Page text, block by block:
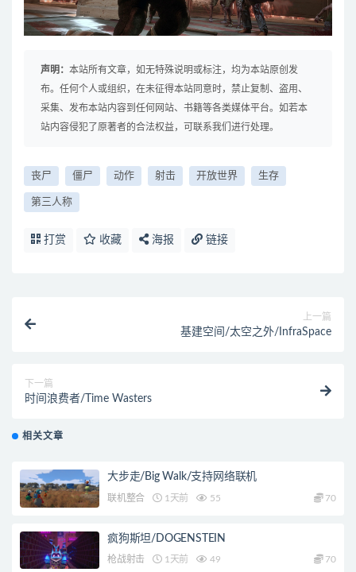
声明： 本站所有文章，如无特殊说明或标注，均为本站原创发
布。任何个人或组织，在未征得本站同意时，禁止复制、盗用、
采集、发布本站内容到任何网站、书籍等各类媒体平台。如若本
站内容侵犯了原著者的合法权益，可联系我们进行处理。
丧尸 僵尸 动作 射击 开放世界 生存
第三人称
打赏 收藏 海报 链接
上一篇
基建空间/太空之外/InfraSpace
下一篇
时间浪费者/Time Wasters
相关文章
大步走/Big Walk/支持网络联机
联机整合 1天前 55 70
疯狗斯坦/DOGENSTEIN
枪战射击 1天前 49 70